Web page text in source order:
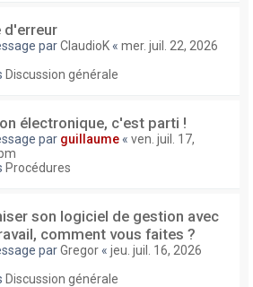
d'erreur
parClaudioK « mer. juil. 22, 2026
Discussion générale
électronique, c'est parti !
par guillaume « ven. juil. 17,
Procédures
son logiciel de gestion avec
comment vous faites ?
parGregor « jeu. juil. 16, 2026
Discussion générale